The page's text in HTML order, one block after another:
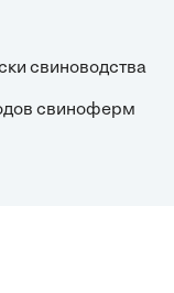
свиноводства
свиноферм